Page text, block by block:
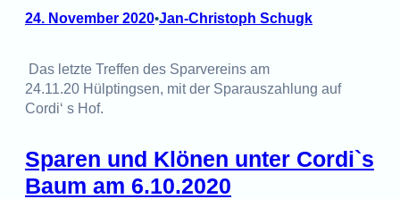
24. November 2020•Jan-Christoph Schugk
Das letzte Treffen des Sparvereins am
24.11.20 Hülptingsen, mit der Sparauszahlung auf
Cordi‘ s Hof.
Sparen und Klönen unter Cordi`s
Baum am 6.10.2020